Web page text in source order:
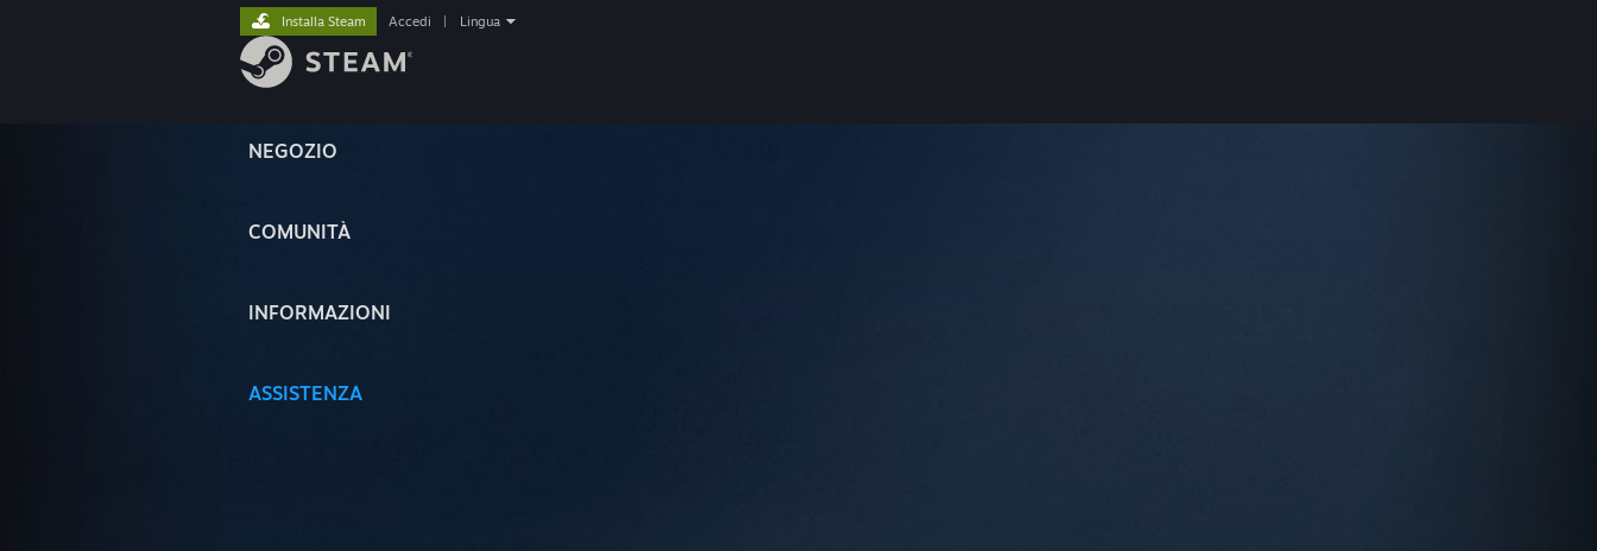
NEGOZIO
COMUNITÀ
INFORMAZIONI
ASSISTENZA
Installa Steam Accedi Lingua